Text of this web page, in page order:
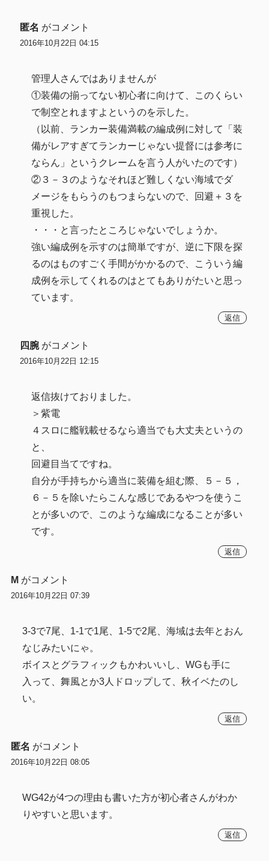
匿名 がコメント
2016年10月22日 04:15
管理人さんではありませんが
①装備の揃ってない初心者に向けて、このくらい
で制空とれますよというのを示した。
（以前、ランカー装備満載の編成例に対して「装
備がレアすぎてランカーじゃない提督には参考に
ならん」というクレームを言う人がいたのです）
②３－３のようなそれほど難しくない海域でダ
メージをもらうのもつまらないので、回避＋３を
重視した。
・・・と言ったところじゃないでしょうか。
強い編成例を示すのは簡単ですが、逆に下限を探
るのはものすごく手間がかかるので、こういう編
成例を示してくれるのはとてもありがたいと思っ
ています。
返信
四腕 がコメント
2016年10月22日 12:15
返信抜けておりました。
＞紫電
４スロに艦戦載せるなら適当でも大丈夫というの
と、
回避目当てですね。
自分が手持ちから適当に装備を組む際、５－５，
６－５を除いたらこんな感じであるやつを使うこ
とが多いので、このような編成になることが多い
です。
返信
M がコメント
2016年10月22日 07:39
3-3で7尾、1-1で1尾、1-5で2尾、海域は去年とおん
なじみたいにゃ。
ボイスとグラフィックもかわいいし、WGも手に
入って、舞風とか3人ドロップして、秋イベたのし
い。
返信
匿名 がコメント
2016年10月22日 08:05
WG42が4つの理由も書いた方が初心者さんがわか
りやすいと思います。
返信